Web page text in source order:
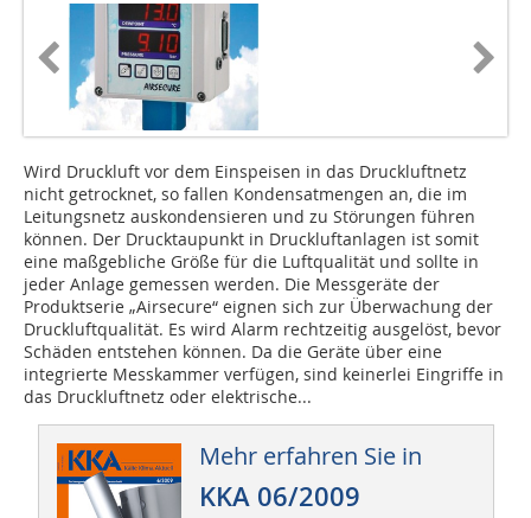
Wird Druckluft vor dem Einspeisen in das Druckluftnetz
nicht getrocknet, so fallen Kondensatmengen an, die im
Leitungsnetz auskondensieren und zu Störungen führen
können. Der Drucktaupunkt in Druckluftanlagen ist somit
eine maßgebliche Größe für die Luftqualität und sollte in
jeder Anlage gemessen werden. Die Messgeräte der
Produktserie „Airsecure“ eignen sich zur Überwachung der
Druckluftqualität. Es wird Alarm rechtzeitig ausgelöst, bevor
Schäden entstehen können. Da die Geräte über eine
integrierte Messkammer verfügen, sind keinerlei Eingriffe in
das Druckluftnetz oder elektrische...
Mehr erfahren Sie in
KKA 06/2009